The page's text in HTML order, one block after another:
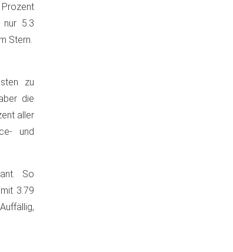
nur 5.3
Stern.
zu
die
aller
und
So
3.79